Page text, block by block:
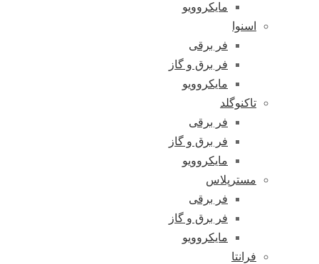
مایکروویو
اسنوا
فر برقی
فر برق و گاز
مایکروویو
تاکنوگلد
فر برقی
فر برق و گاز
مایکروویو
مسترپلاس
فر برقی
فر برق و گاز
مایکروویو
فرانتا